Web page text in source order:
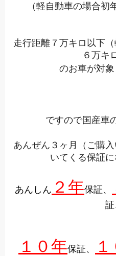
（軽自動車の場合初
走行距離７万キロ以下
６万キ
のお車が対象
ですので国産車
あんぜん３ヶ月（ご購
いてくる保証に
あんしん ２年保証、
証
１０年保証、